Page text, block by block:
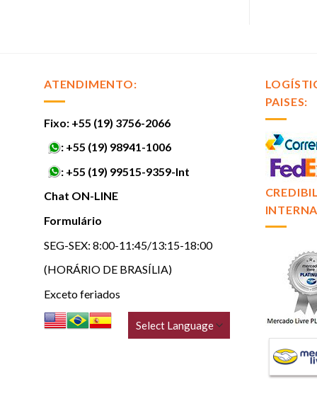
ATENDIMENTO:
Fixo: +55 (19) 3756-2066
: +55 (19) 98941-1006
: +55 (19) 99515-9359-Int
Chat ON-LINE
Formulário
SEG-SEX: 8:00-11:45/13:15-18:00
(HORÁRIO DE BRASÍLIA)
Exceto feriados
PAISES: